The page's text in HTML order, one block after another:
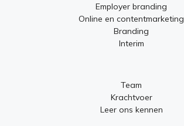
Employer branding
Online en contentmarketing
Branding
Interim
Team
Krachtvoer
Leer ons kennen